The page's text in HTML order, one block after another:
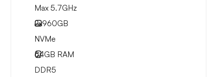
Max 5.7GHz
2x960GB
NVMe
64GB RAM
DDR5